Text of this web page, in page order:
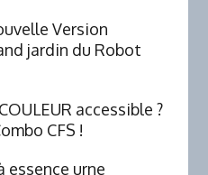
Version
jardin du Robot
accessible ?
CFS !
essence urne